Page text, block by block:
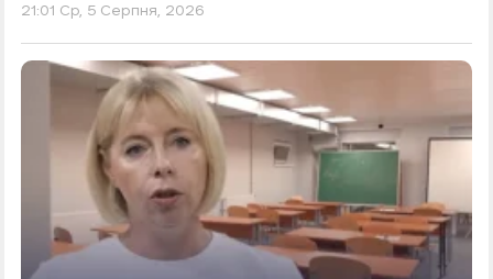
21:01 Ср, 5 Серпня, 2026